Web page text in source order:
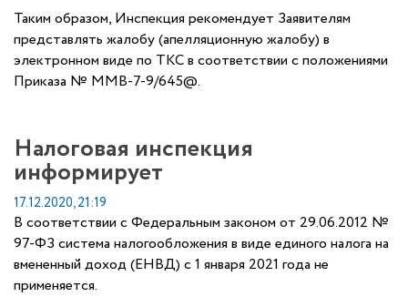
Таким образом, Инспекция рекомендует Заявителям
представлять жалобу (апелляционную жалобу) в
электронном виде по ТКС в соответствии с положениями
Приказа № ММВ-7-9/645@.
Налоговая инспекция
информирует
17.12.2020, 21:19
В соответствии с Федеральным законом от 29.06.2012 №
97-ФЗ система налогообложения в виде единого налога на
вмененный доход (ЕНВД) с 1 января 2021 года не
применяется.